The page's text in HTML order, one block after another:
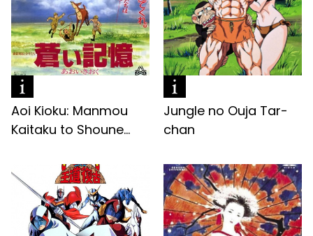
Aoi Kioku: Manmou
Kaitaku to Shoune...
Jungle no Ouja Tar-
chan